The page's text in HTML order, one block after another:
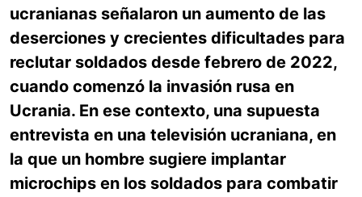
ucranianas señalaron un aumento de las
deserciones y crecientes dificultades para
reclutar soldados desde febrero de 2022,
cuando comenzó la invasión rusa en
Ucrania. En ese contexto, una supuesta
entrevista en una televisión ucraniana, en
la que un hombre sugiere implantar
microchips en los soldados para combatir